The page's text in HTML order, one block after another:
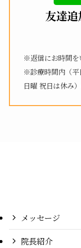
友達
※返信にお時間を
※診療時間内（
日曜 祝日は休み
メッセージ
院長紹介